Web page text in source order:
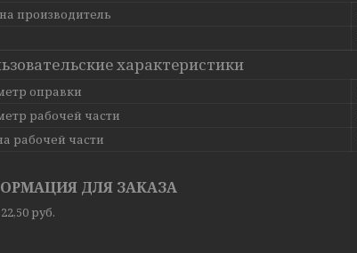
производитель
характеристики
оправки
рабочей части
рабочей части
ДЛЯ ЗАКАЗА
22,50 руб.